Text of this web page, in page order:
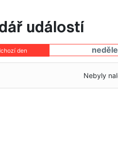
událostí
den
Nebyly